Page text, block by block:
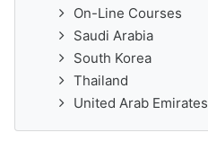
On-Line Courses
Saudi Arabia
South Korea
Thailand
United Arab Emirates